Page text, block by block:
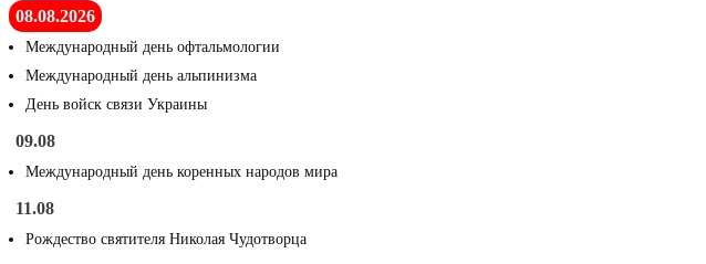
08.08.2026
Международный день офтальмологии
Международный день альпинизма
День войск связи Украины
09.08
Международный день коренных народов мира
11.08
Рождество святителя Николая Чудотворца